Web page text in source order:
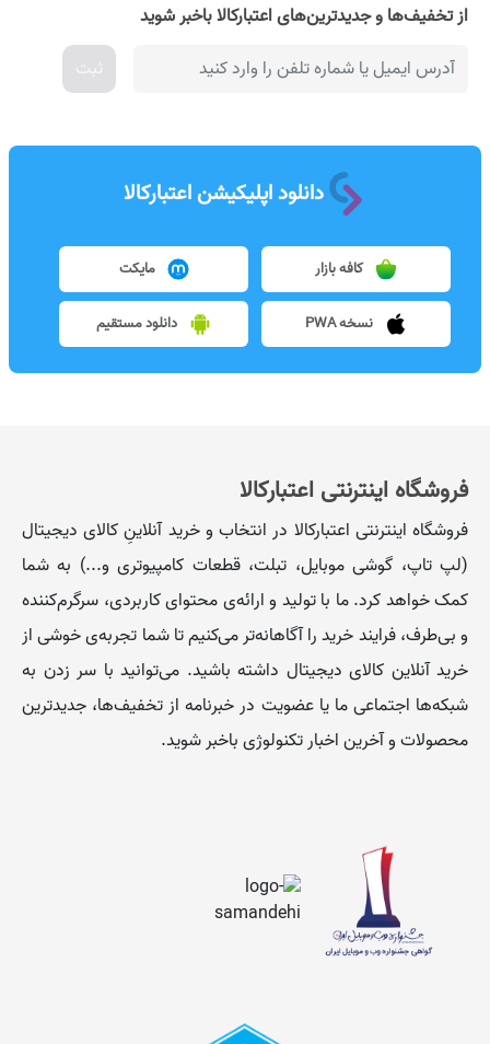
از تخفیف‌ها و جدیدترین‌های اعتبارکالا باخبر شوید
ثبت
دانلود اپلیکیشن اعتبارکالا
کافه بازار مایکت
نسخه PWA دانلود مستقیم
فروشگاه اینترنتی اعتبارکالا
فروشگاه اینترنتی اعتبارکالا در انتخاب و خرید آنلاینِ کالای دیجیتال
(لپ تاپ، گوشی موبایل، تبلت، قطعات کامپیوتری و...) به شما
کمک خواهد کرد. ما با تولید و ارائه‌ی محتوای کاربردی، سرگرم‌کننده
و بی‌طرف، فرایند خرید را آگاهانه‌تر می‌کنیم تا شما تجربه‌ی خوشی از
خرید آنلاین کالای دیجیتال داشته باشید. می‌توانید با سر زدن به
شبکه‌ها اجتماعی ما یا عضویت در خبرنامه از تخفیف‌‌ها، جدیدترین
محصولات و آخرین اخبار تکنولوژی باخبر شوید.